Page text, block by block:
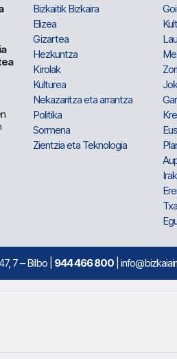
Bizkaitik Bizkaira
Elizea
Gizartea
Hezkuntza
Kirolak
Kulturea
Nekazaritza eta arrantza
Politika
Sormena
Zientzia eta Teknologia
7 – Bilbo | 944 466 800 |